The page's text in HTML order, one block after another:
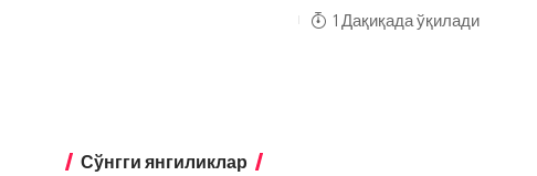
1 Дақиқада ўқилади
Сўнгги янгиликлар